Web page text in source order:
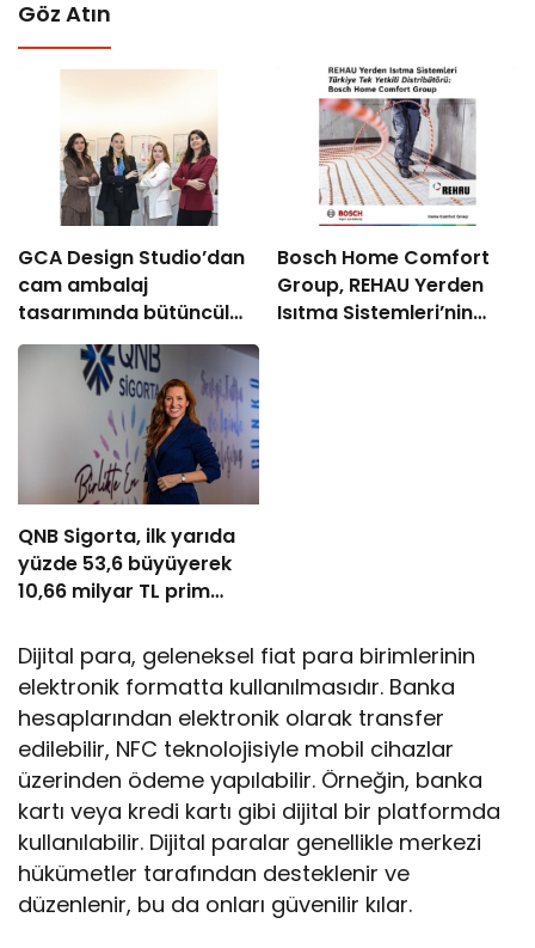
Göz Atın
GCA Design Studio’dan
cam ambalaj
tasarımında bütüncül
yaklaşım
Bosch Home Comfort
Group, REHAU Yerden
Isıtma Sistemleri’nin
QNB Sigorta, ilk yarıda
yüzde 53,6 büyüyerek
10,66 milyar TL prim
Dijital para, geleneksel fiat para birimlerinin
elektronik formatta kullanılmasıdır. Banka
hesaplarından elektronik olarak transfer
edilebilir, NFC teknolojisiyle mobil cihazlar
üzerinden ödeme yapılabilir. Örneğin, banka
kartı veya kredi kartı gibi dijital bir platformda
kullanılabilir. Dijital paralar genellikle merkezi
hükümetler tarafından desteklenir ve
düzenlenir, bu da onları güvenilir kılar.